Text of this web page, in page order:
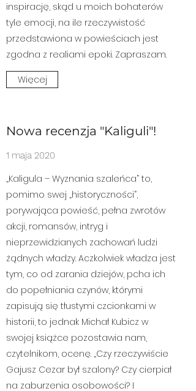
inspirację, skąd u moich bohaterów
tyle emocji, na ile rzeczywistość
przedstawiona w powieściach jest
zgodna z realiami epoki. Zapraszam.
Więcej
Nowa recenzja "Kaliguli"!
1 maja 2020
„Kaligula – Wyznania szaleńca” to,
pomimo swej „historyczności”,
porywająca powieść, pełna zwrotów
akcji, romansów, intryg i
nieprzewidzianych zachowań ludzi
żądnych władzy. Aczkolwiek władza jest
tym, co od zarania dziejów, pcha ich
do popełniania czynów, którymi
zapisują się tłustymi czcionkami w
historii, to jednak Michał Kubicz w
swojej książce pozostawia nam,
czytelnikom, ocenę. „Czy rzeczywiście
Gajusz Cezar był szalony? Czy cierpiał
na zaburzenia osobowości? I